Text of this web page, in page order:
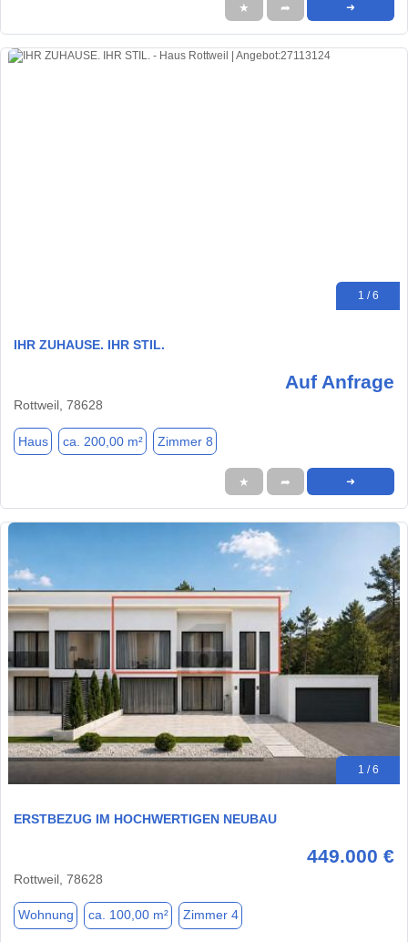
★ ➦ ➜
1 / 6
IHR ZUHAUSE. IHR STIL.
Auf Anfrage
Rottweil, 78628
Haus ca. 200,00 m² Zimmer 8
★ ➦ ➜
1 / 6
ERSTBEZUG IM HOCHWERTIGEN NEUBAU
449.000 €
Rottweil, 78628
Wohnung ca. 100,00 m² Zimmer 4